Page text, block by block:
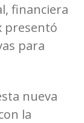
financiera
presentó
para
nueva
la